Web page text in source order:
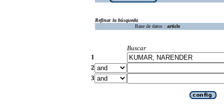
Refinar la búsqueda
Base de datos : article
Buscar
1
2
3